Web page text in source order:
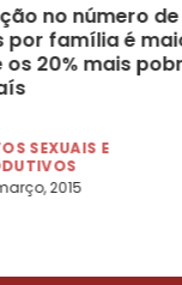
no número de
por família é
os 20% mais
SEXUAIS E
2015